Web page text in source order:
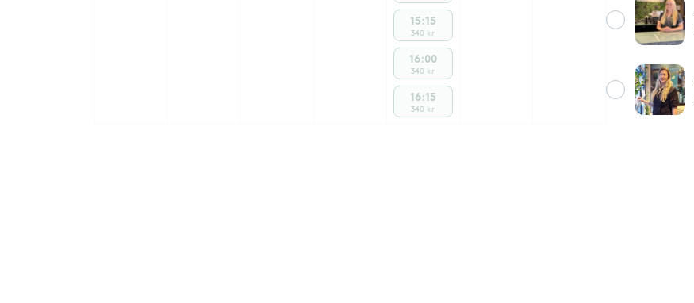
15:15
340 kr
16:00
340 kr
16:15
340 kr